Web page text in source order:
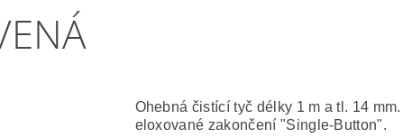
Ohebná čistící tyč délky 1 m a tl. 14
eloxované zakončení "Single-Button".